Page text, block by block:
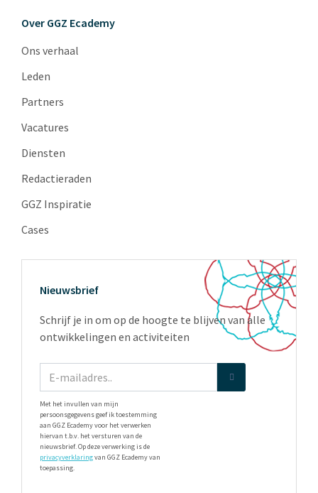
Over GGZ Ecademy
Ons verhaal
Leden
Partners
Vacatures
Diensten
Redactieraden
GGZ Inspiratie
Cases
Nieuwsbrief
Schrijf je in om op de hoogte te blijven van alle
ontwikkelingen en activiteiten
Met het invullen van mijn
persoonsgegevens geef ik toestemming
aan GGZ Ecademy voor het verwerken
hiervan t.b.v. het versturen van de
nieuwsbrief. Op deze verwerking is de
privacyverklaringvan GGZ Ecademy van
toepassing.